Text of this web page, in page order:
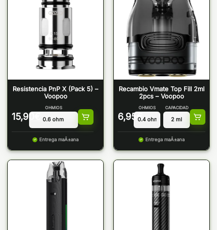
Resistencia PnP X (Pack 5) –
Voopoo
15,90
OHMIOS
Entrega maÃ±ana
Recambio Vmate Top Fill 2ml
2pcs – Voopoo
6,95 €
OHMIOS CAPACIDAD
Entrega maÃ±ana